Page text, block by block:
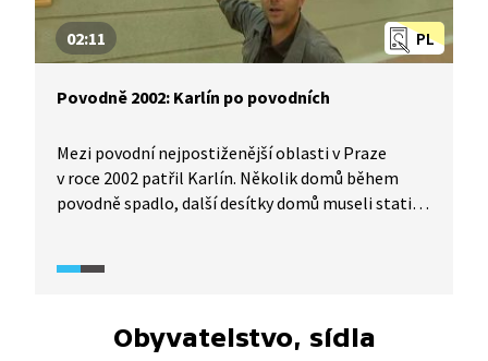
PL
02:11
Povodně 2002: Karlín po povodních
Mezi povodní nejpostiženější oblasti v Praze
v roce 2002 patřil Karlín. Několik domů během
povodně spadlo, další desítky domů museli statici
prospěla. Karlín se po povodních proměnil
nejen pro bydlení, ale i pro podnikatele.
Obyvatelstvo, sídla